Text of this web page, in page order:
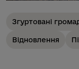
Згуртовані
Відновлення